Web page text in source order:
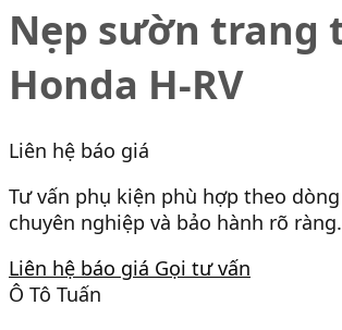
Nẹp sườn trang
Honda H-RV
Liên hệ báo giá
Tư vấn phụ kiện phù hợp theo
chuyên nghiệp và bảo hành rõ ràng.
Liên hệ báo giá Gọi tư vấn
Ô Tô Tuấn